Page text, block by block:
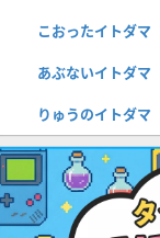
こおったイトダマ
あぶないイトダマ
りゅうのイトダマ